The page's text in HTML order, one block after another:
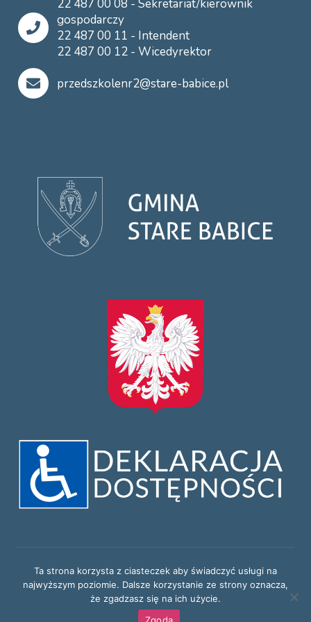
22 487 00 08 - Sekretariat/kierownik
gospodarczy
22 487 00 11 - Intendent
22 487 00 12 - Wicedyrektor
przedszkolenr2@stare-babice.pl
© 2026Przedszkole nr 2 w Borzęcinie Dużym
Realizacja:Dream Big Media
Ta strona korzysta z ciasteczek aby świadczyć usługi na
najwyższym poziomie. Dalsze korzystanie ze strony oznacza,
że zgadzasz się na ich użycie.
Zgoda